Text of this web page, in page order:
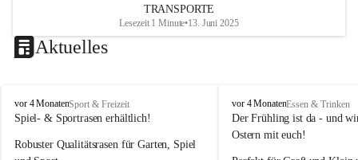
TRANSPORTE
Lesezeit 1 Minute•13. Juni 2025
Aktuelles
M
a
e
vor 4 MonatenSport & Freizeit
Spiel- & Sportrasen erhältlich!
Robuster Qualitätsrasen für Garten, Spiel
M
a
y
vor 4 MonatenEssen & Trinken
Der Frühling ist da - und
Ostern mit euch!